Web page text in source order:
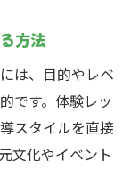
方法
は、目的やレベ
です。体験レッ
スタイルを直接
文化やイベント